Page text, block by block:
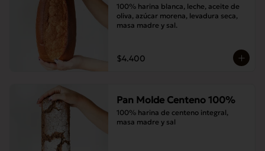
100% harina blanca, leche, aceite de
oliva, azúcar morena, levadura seca,
masa madre y sal.
$4.400
Pan Molde Centeno 100%
100% harina de centeno integral,
masa madre y sal